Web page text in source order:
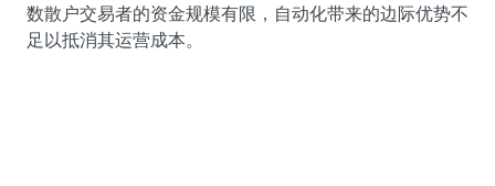
数散户交易者的资金规模有限，自动化带来的边际优势不
足以抵消其运营成本。